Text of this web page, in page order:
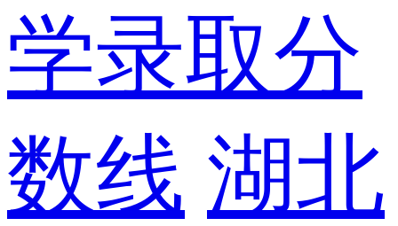
学录取分
数线 湖北